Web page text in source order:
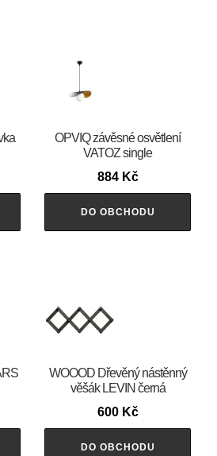
OPVIQ závěsné osvětlení
VATOZ single
884 Kč
DO OBCHODU
WOOOD Dřevěný nástěnný
věšák LEVIN černá
600 Kč
DO OBCHODU